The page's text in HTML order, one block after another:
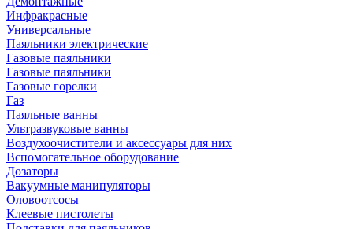
Инфракрасные
Универсальные
Паяльники электрические
Газовые паяльники
Газовые паяльники
Газовые горелки
Газ
Паяльные ванны
Ультразвуковые ванны
Воздухоочистители и аксессуары для них
Вспомогательное оборудование
Дозаторы
Вакуумные манипуляторы
Оловоотсосы
Клеевые пистолеты